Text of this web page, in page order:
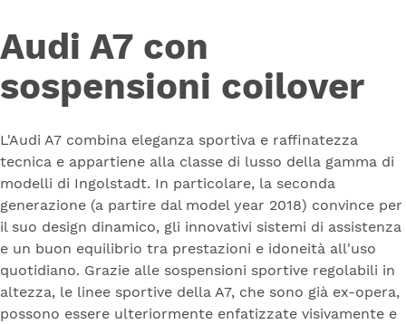
Audi A7 con
sospensioni coilover
L'Audi A7 combina eleganza sportiva e raffinatezza
tecnica e appartiene alla classe di lusso della gamma di
modelli di Ingolstadt. In particolare, la seconda
generazione (a partire dal model year 2018) convince per
il suo design dinamico, gli innovativi sistemi di assistenza
e un buon equilibrio tra prestazioni e idoneità all'uso
quotidiano. Grazie alle sospensioni sportive regolabili in
altezza, le linee sportive della A7, che sono già ex-opera,
possono essere ulteriormente enfatizzate visivamente e